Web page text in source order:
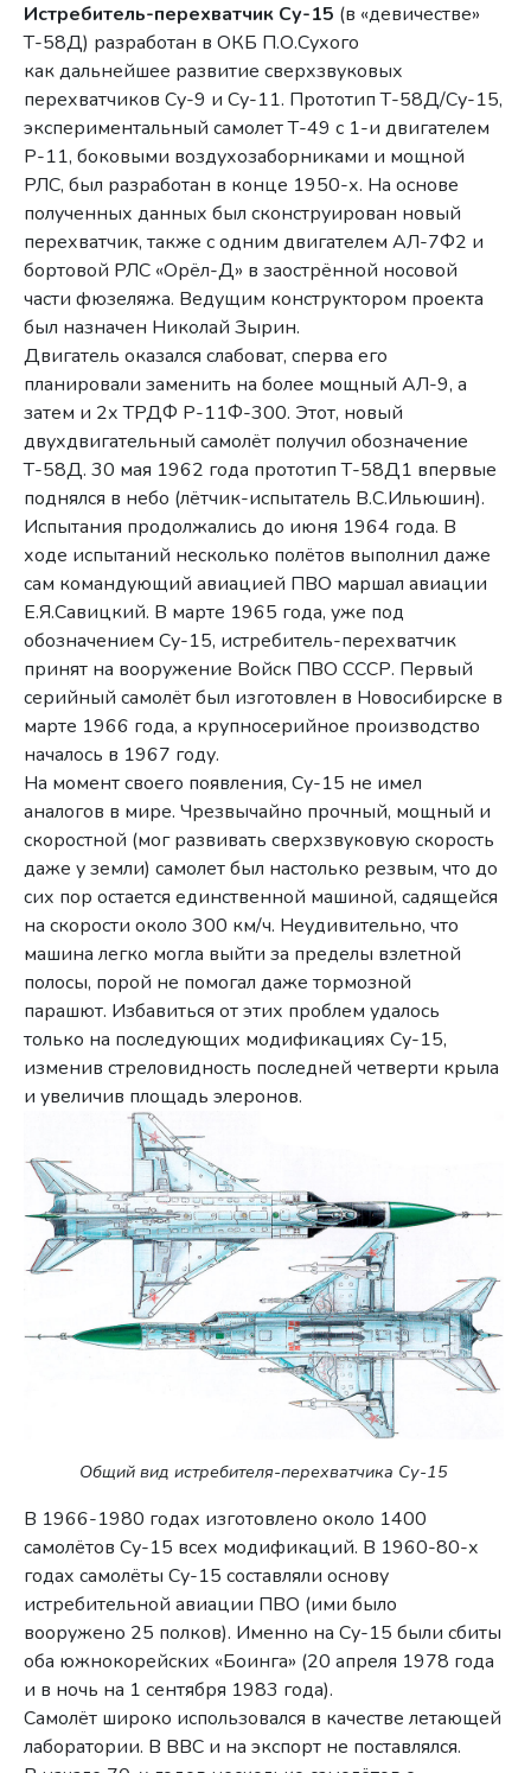
Истребитель-перехватчик Су-15 (в «девичестве»
Т-58Д) разработан в ОКБ П.О.Сухого
как дальнейшее развитие сверхзвуковых
перехватчиков Су-9 и Су-11. Прототип Т-58Д/Су-15,
экспериментальный самолет Т-49 с 1-и двигателем
Р-11, боковыми воздухозаборниками и мощной
РЛС, был разработан в конце 1950-х. На основе
полученных данных был сконструирован новый
перехватчик, также с одним двигателем АЛ-7Ф2 и
бортовой РЛС «Орёл-Д» в заострённой носовой
части фюзеляжа. Ведущим конструктором проекта
был назначен Николай Зырин.
Двигатель оказался слабоват, сперва его
планировали заменить на более мощный АЛ-9, а
затем и 2х ТРДФ Р-11Ф-300. Этот, новый
двухдвигательный самолёт получил обозначение
Т-58Д. 30 мая 1962 года прототип Т-58Д1 впервые
поднялся в небо (лётчик-испытатель В.С.Ильюшин).
Испытания продолжались до июня 1964 года. В
ходе испытаний несколько полётов выполнил даже
сам командующий авиацией ПВО маршал авиации
Е.Я.Савицкий. В марте 1965 года, уже под
обозначением Су-15, истребитель-перехватчик
принят на вооружение Войск ПВО СССР. Первый
серийный самолёт был изготовлен в Новосибирске в
марте 1966 года, а крупносерийное производство
началось в 1967 году.
На момент своего появления, Су-15 не имел
аналогов в мире. Чрезвычайно прочный, мощный и
скоростной (мог развивать сверхзвуковую скорость
даже у земли) самолет был настолько резвым, что до
сих пор остается единственной машиной, садящейся
на скорости около 300 км/ч. Неудивительно, что
машина легко могла выйти за пределы взлетной
полосы, порой не помогал даже тормозной
парашют. Избавиться от этих проблем удалось
только на последующих модификациях Су-15,
изменив стреловидность последней четверти крыла
и увеличив площадь элеронов.
Общий вид истребителя-перехватчика Су-15
В 1966-1980 годах изготовлено около 1400
самолётов Су-15 всех модификаций. В 1960-80-х
годах самолёты Су-15 составляли основу
истребительной авиации ПВО (ими было
вооружено 25 полков). Именно на Су-15 были сбиты
оба южнокорейских «Боинга» (20 апреля 1978 года
и в ночь на 1 сентября 1983 года).
Самолёт широко использовался в качестве летающей
лаборатории. В ВВС и на экспорт не поставлялся.